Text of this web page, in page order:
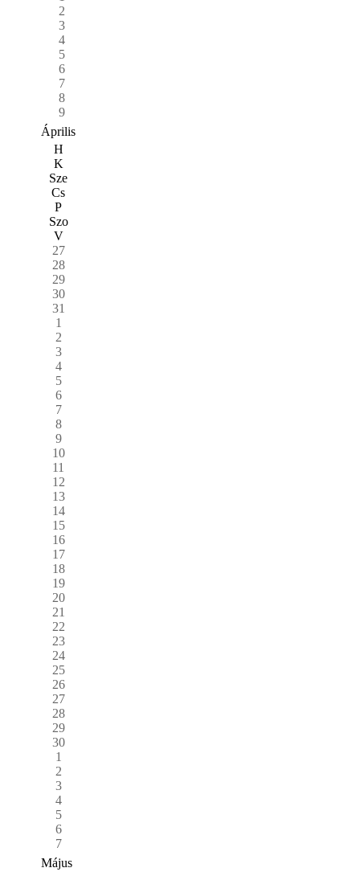
2
3
4
5
6
7
8
9
Április
H
K
Sze
Cs
P
Szo
V
27
28
29
30
31
1
2
3
4
5
6
7
8
9
10
11
12
13
14
15
16
17
18
19
20
21
22
23
24
25
26
27
28
29
30
1
2
3
4
5
6
7
Május